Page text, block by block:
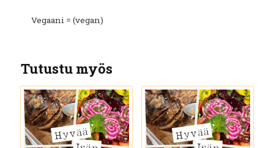
Vegaani = (vegan)
Tutustu myös